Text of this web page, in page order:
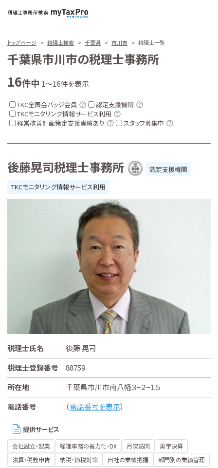
トップページ 税理士検索 千葉県 市川市 税理士一覧
千葉県市川市の税理士事務所
16件中 1～16件を表示
TKC全国会バッジ会員
認定支援機関
TKCモニタリング情報サービス利用
経営改善計画策定支援実績あり
スタッフ募集中
後藤晃司税理士事務所
認定支援機関
TKCモニタリング情報サービス利用
税理士氏名
後藤 晃司
税理士登録番号
88759
所在地
千葉県市川市南八幡３−２−１５
電話番号
（電話番号を表示）
提供サービス
会社設立・起業 経理事務の省力化・DX 月次訪問
黒字決算
決算・税務申告
納税・節税対策 自社の業績把握
部門別の業績管理